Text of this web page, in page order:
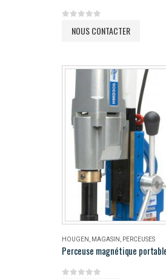
NOUS CONTACTER
HOUGEN , MAGASIN , PERCEUSES